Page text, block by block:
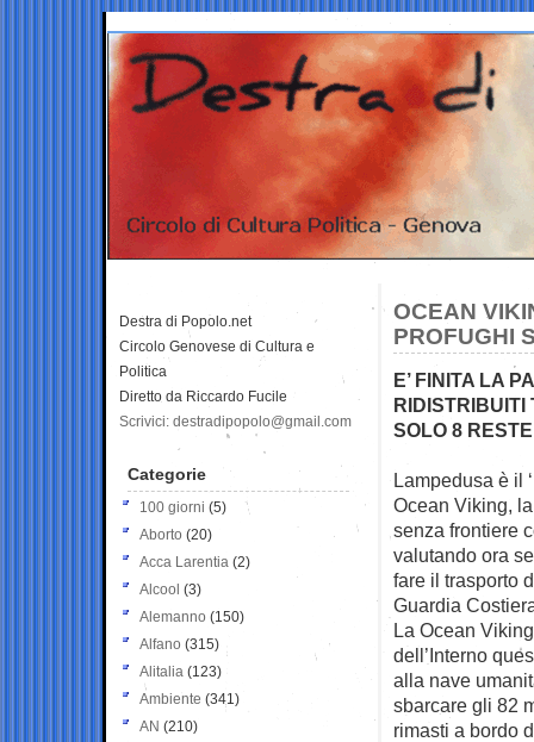
OCEAN
PROFUGHI
E’ FINITA LA
SOLO 8
Lampedusa è il
Ocean Viking,
senza frontiere
valutando ora
fare il trasporto
Guardia
La Ocean
dell’Interno
alla nave
sbarcare gli 82
rimasti a bordo
Destra di Popolo.net
Circolo Genovese di Cultura e
Politica
Diretto da Riccardo Fucile
Scrivici: destradipopolo@gmail.com
Categorie
100 giorni (5)
Aborto (20)
Acca Larentia (2)
Alcool (3)
Alemanno (150)
Alfano (315)
Alitalia (123)
Ambiente (341)
AN (210)